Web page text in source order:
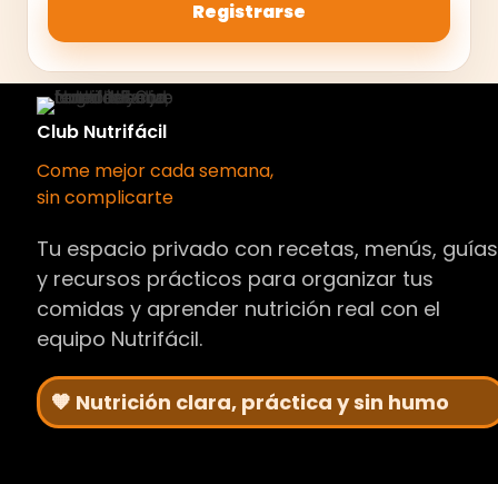
Club Nutrifácil
Come mejor cada semana,
sin complicarte
Tu espacio privado con recetas, menús, guías
y recursos prácticos para organizar tus
comidas y aprender nutrición real con el
equipo Nutrifácil.
🧡 Nutrición clara, práctica y sin humo